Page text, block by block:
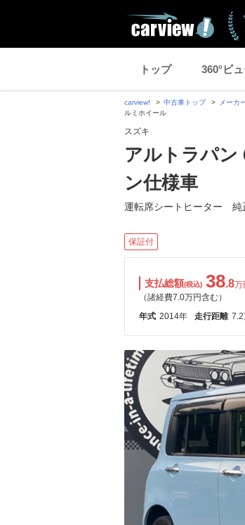
トップ 360°ビ
carview! 中古車トップ メーカ
ルミホイール
スズキ
アルトラパン
ン仕様車
運転席シートヒーター 純
保証付
支払総額(税込) 38.8万
（諸経費7.0万円含む）
年式 2014年 走行距離